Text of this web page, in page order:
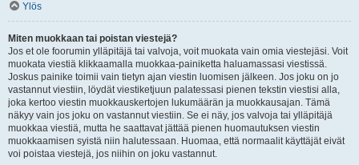
Ylös
Miten muokkaan tai poistan viestejä?
Jos et ole foorumin ylläpitäjä tai valvoja, voit muokata vain omia viestejäsi. Voit
muokata viestiä klikkaamalla muokkaa-painiketta haluamassasi viestissä.
Joskus painike toimii vain tietyn ajan viestin luomisen jälkeen. Jos joku on jo
vastannut viestiin, löydät viestiketjuun palatessasi pienen tekstin viestisi alla,
joka kertoo viestin muokkauskertojen lukumäärän ja muokkausajan. Tämä
näkyy vain jos joku on vastannut viestiin. Se ei näy, jos valvoja tai ylläpitäjä
muokkaa viestiä, mutta he saattavat jättää pienen huomautuksen viestin
muokkaamisen syistä niin halutessaan. Huomaa, että normaalit käyttäjät eivät
voi poistaa viestejä, jos niihin on joku vastannut.